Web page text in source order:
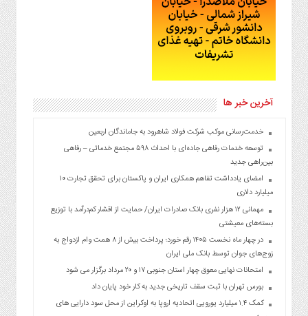
آخرین خبر ها
خدمت‌رسانی موکب شرکت فولاد شاهرود به جاماندگان اربعین
توسعه خدمات رفاهی جاده‌ای با احداث ۵۹۸ مجتمع خدماتی – رفاهی
بین‌راهی جدید
امضای یادداشت تفاهم همکاری ایران و پاکستان برای تحقق تجارت ۱۰
میلیارد دلاری
مهمانی ۱۲ هزار نفری بانک صادرات ایران/ حمایت از اقشار کم‌درآمد با توزیع
بسته‌های معیشتی
در چهار ماه نخست ۱۴۰۵ رقم خورد؛ پرداخت بیش از ۸ همت وام ازدواج به
زوج‌های جوان توسط بانک ملی ایران
امتحانات نهایی معوق چهار استان جنوبی ۱۷ و ۲۰ مرداد برگزار می شود
بورس تهران با ثبت سقف تاریخی جدید به کار خود پایان داد
کمک ۱.۴ میلیارد یورویی اتحادیه اروپا به اوکراین از محل سود دارایی های